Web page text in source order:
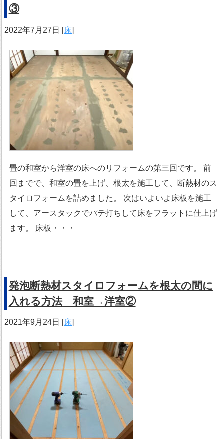
③
2022年7月27日 [床]
畳の和室から洋室の床へのリフォームの第三回です。 前
回までで、和室の畳を上げ、根太を施工して、断熱材のス
タイロフォームを詰めました。 次はいよいよ床板を施工
して、アースタックでパテ打ちして床をフラットに仕上げ
ます。 床板・・・
発泡断熱材スタイロフォームを根太の間に
入れる方法 和室→洋室②
2021年9月24日 [床]